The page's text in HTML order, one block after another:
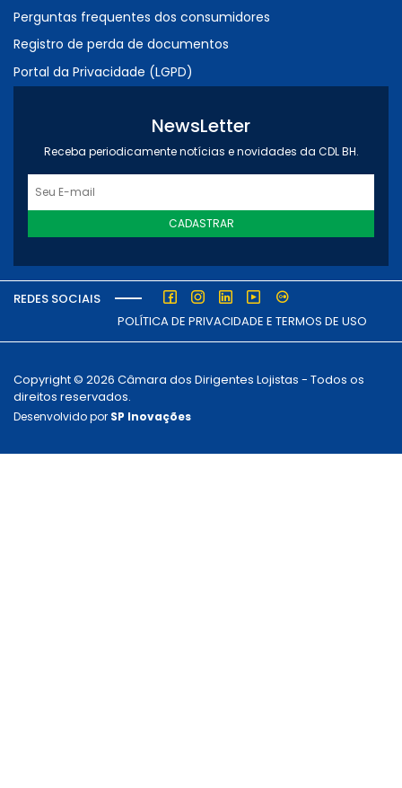
Perguntas frequentes dos consumidores
Registro de perda de documentos
Portal da Privacidade (LGPD)
NewsLetter
Receba periodicamente notícias e novidades da CDL BH.
CADASTRAR
REDES SOCIAIS
POLÍTICA DE PRIVACIDADE E TERMOS DE USO
Copyright © 2026 Câmara dos Dirigentes Lojistas - Todos os
direitos reservados.
Desenvolvido por SP Inovações